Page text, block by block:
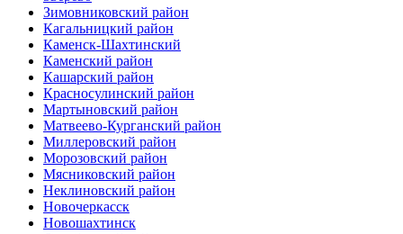
Зимовниковский район
Кагальницкий район
Каменск-Шахтинский
Каменский район
Кашарский район
Красносулинский район
Мартыновский район
Матвеево-Курганский район
Миллеровский район
Морозовский район
Мясниковский район
Неклиновский район
Новочеркасск
Новошахтинск